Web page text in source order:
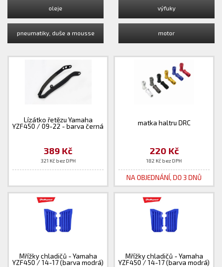
oleje výfuky
pneumatiky, duše a mousse motor
Lízátko řetězu Yamaha
YZF450 / 09-22 - barva černá
389 Kč
321 Kč bez DPH
matka haltru DRC
220 Kč
182 Kč bez DPH
NA OBJEDNÁNÍ, DO 3 DNŮ
Mřížky chladičů - Yamaha
YZF450 / 14-17 (barva modrá)
Mřížky chladičů - Yamaha
YZF450 / 14-17 (barva modrá)